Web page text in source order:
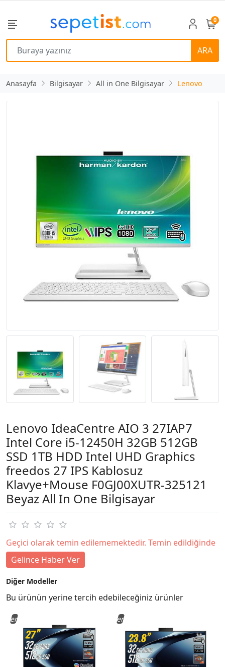
ARA
0
Anasayfa Bilgisayar All in One Bilgisayar Lenovo
Lenovo IdeaCentre AIO 3 27IAP7
Intel Core i5-12450H 32GB 512GB
SSD 1TB HDD Intel UHD Graphics
freedos 27 IPS Kablosuz
Klavye+Mouse F0GJ00XUTR-325121
Beyaz All In One Bilgisayar
Geçici olarak temin edilememektedir. Temin edildiğinde
Gelince Haber Ver
Diğer Modeller
Bu ürünün yerine tercih edebileceğiniz ürünler
Yeni Yeni